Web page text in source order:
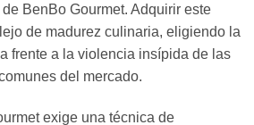
BenBo Gourmet. Adquirir este
de madurez culinaria, eligiendo la
frente a la violencia insípida de las
del mercado.
exige una técnica de